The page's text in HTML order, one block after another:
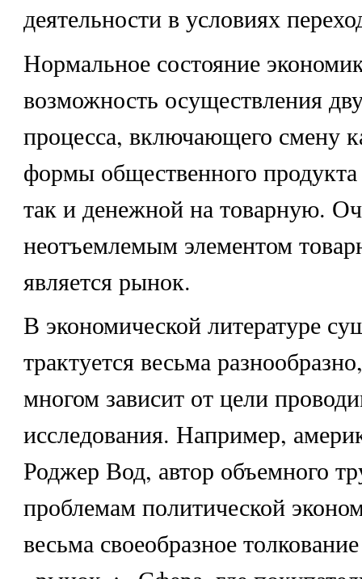
деятельности в условиях
Нормальное состояние
возможность осуществления
процесса, включающего смену
формы общественного
так и денежной на товарную.
неотъемлемым элементом
является рынок.
В экономической литературе
трактуется весьма
многом зависит от цели
исследования. Например,
Роджер Вод, автор объемного
проблемам политической
весьма своеобразное